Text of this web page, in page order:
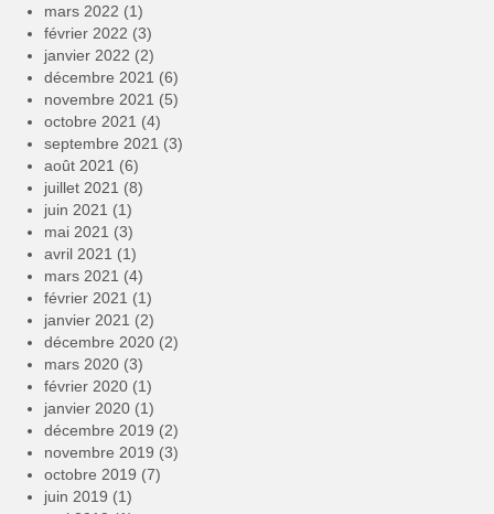
mars 2022 (1)
février 2022 (3)
janvier 2022 (2)
décembre 2021 (6)
novembre 2021 (5)
octobre 2021 (4)
septembre 2021 (3)
août 2021 (6)
juillet 2021 (8)
juin 2021 (1)
mai 2021 (3)
avril 2021 (1)
mars 2021 (4)
février 2021 (1)
janvier 2021 (2)
décembre 2020 (2)
mars 2020 (3)
février 2020 (1)
janvier 2020 (1)
décembre 2019 (2)
novembre 2019 (3)
octobre 2019 (7)
juin 2019 (1)